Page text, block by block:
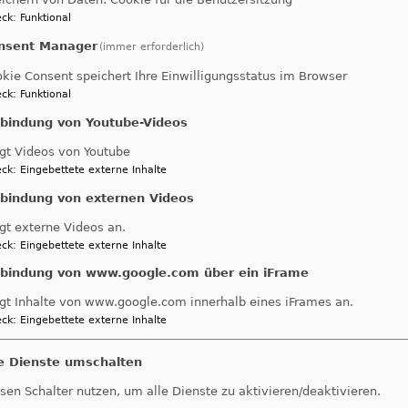
Frieden leben
gut. Doch ein friedliches Miteinander ist eine
Abgründe zwischen Menschen müssen überbrückt
vermittelt friedenspädagogische Kenntnisse
, Bildungs- und Gemeindearbeit und macht Mut,
– Was ist Gewalt?
und „Ich-Botschaften“– Jugendtraining nach
und Rüstungsexporte – Materialien und
Frieden
Frieden leben“ – Theologische Reflexionen
: Funktional
Manager (immer erforderlich)
Consent speichert Ihre Einwilligungsstatus im Browser
: Funktional
von Youtube-Videos
Videos von Youtube
: Eingebettete externe Inhalte
von externen Videos
externe Videos an.
: Eingebettete externe Inhalte
von www.google.com über ein iFrame
Inhalte von www.google.com innerhalb eines iFrames an.
: Eingebettete externe Inhalte
Dienste umschalten
Schalter nutzen, um alle Dienste zu aktivieren/deaktivieren.